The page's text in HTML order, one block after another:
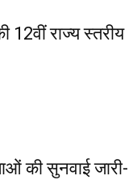
12वीं राज्य स्तरीय
की सुनवाई जारी-